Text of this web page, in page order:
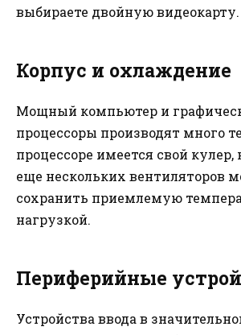
выбираете двойную видеокарту.
Корпус и охлаждение
Мощный компьютер и
процессоры производят много
процессоре имеется свой кулер,
еще нескольких вентиляторов
сохранить приемлемую
нагрузкой.
Периферийные
Устройства ввода в